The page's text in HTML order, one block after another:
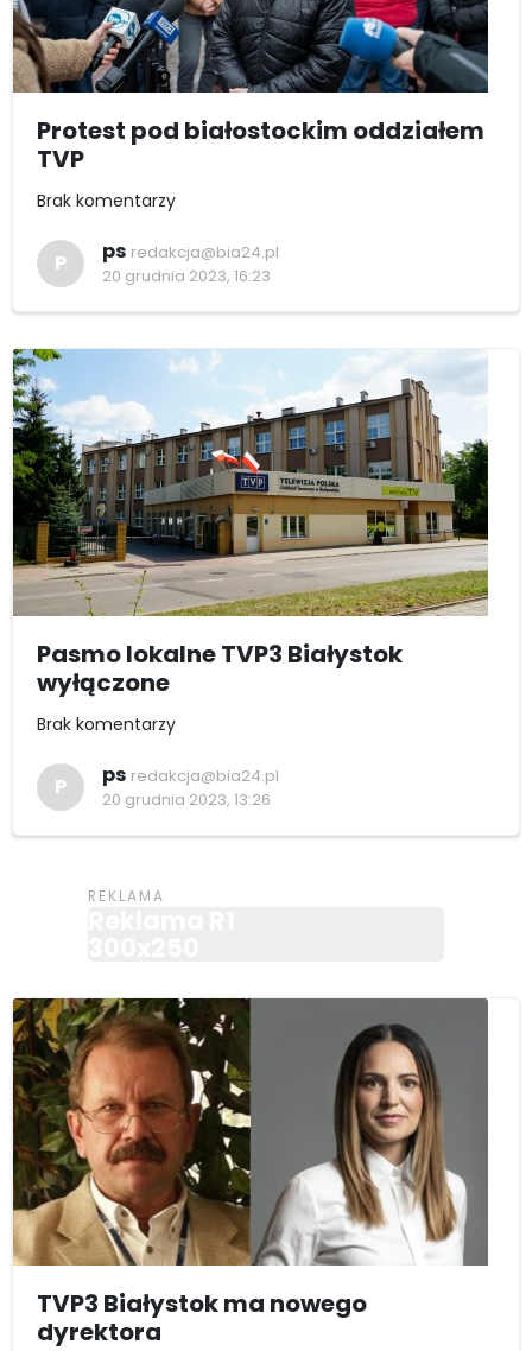
Protest pod białostockim oddziałem
TVP
Brak komentarzy
P ps redakcja@bia24.pl
20 grudnia 2023, 16:23
Pasmo lokalne TVP3 Białystok
wyłączone
Brak komentarzy
P ps redakcja@bia24.pl
20 grudnia 2023, 13:26
TVP3 Białystok ma nowego
dyrektora